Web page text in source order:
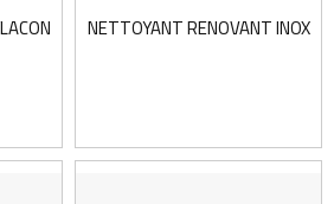
NETTOYANT RENOVANT INOX